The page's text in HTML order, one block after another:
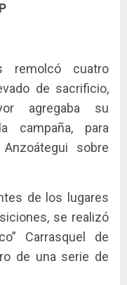
remolcó cuatro
de sacrificio,
agregaba su
campaña, para
sobre
de los lugares
se realizó
Carrasquel de
de una serie de